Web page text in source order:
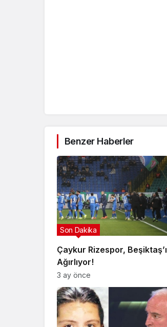
Benzer Haberler
Çaykur Rizespor, Beşiktaş’ı
Ağırlıyor!
Son Dakika
3 ay önce